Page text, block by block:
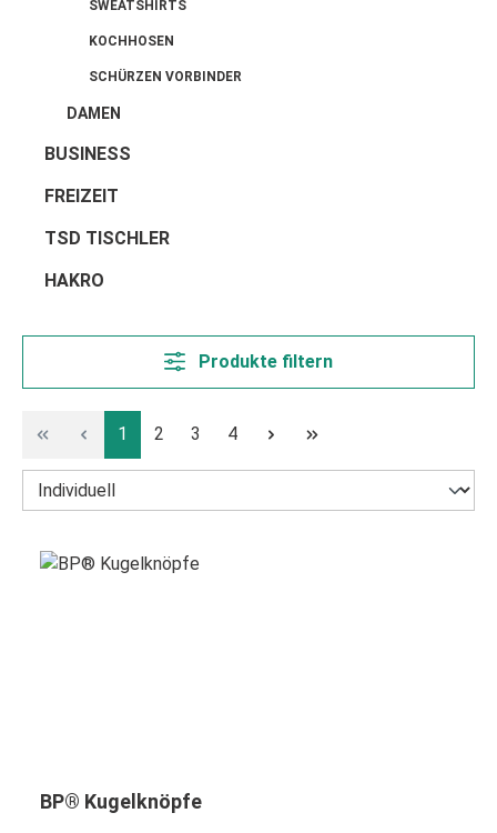
SWEATSHIRTS
KOCHHOSEN
SCHÜRZEN VORBINDER
DAMEN
BUSINESS
FREIZEIT
TSD TISCHLER
HAKRO
Produkte filtern
Seite
1 Seite
2 Seite
3 Seite
4
BP® Kugelknöpfe